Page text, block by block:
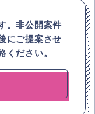
。非公開案件
にご提案させ
ださい。